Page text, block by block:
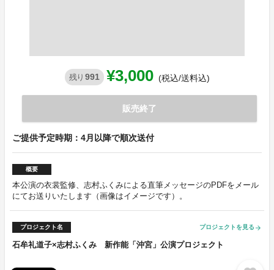
残り 991 ¥3,000 (税込/送料込)
販売終了
ご提供予定時期：4月以降で順次送付
概要
本公演の衣裳監修、志村ふくみによる直筆メッセージのPDFをメール
にてお送りいたします（画像はイメージです）。
プロジェクト名 プロジェクトを見る arrow_forward
石牟礼道子×志村ふくみ 新作能「沖宮」公演プロジェクト